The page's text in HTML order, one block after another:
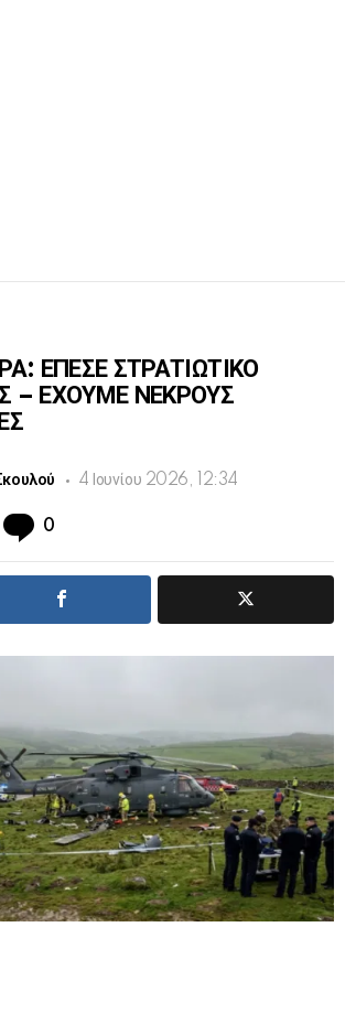
ΕΠΕΣΕ ΣΤΡΑΤΙΩΤΙΚΟ
– ΕΧΟΥΜΕ ΝΕΚΡΟΥΣ
4 Ιουνίου 2026, 12:34
0